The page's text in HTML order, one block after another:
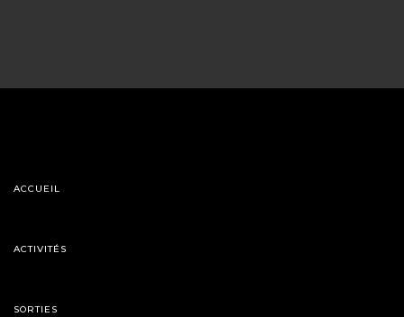
ACCUEIL
ACTIVITÉS
SORTIES